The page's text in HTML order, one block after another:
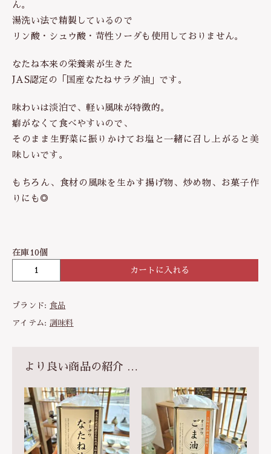
ん。
湯洗い法で精製しているので
リン酸・シュウ酸・苛性ソーダも使用しておりません。
なたね本来の栄養素が生きた
JAS認定の「国産なたねサラダ油」です。
味わいは淡泊で、軽い風味が特徴的。
癖がなくて食べやすいので、
そのまま生野菜に振りかけてお塩と一緒に召し上がると美
味しいです。
もちろん、食材の風味を生かす揚げ物、炒め物、お菓子作
りにも◎
在庫10個
海
産
な
カートに入れる
ブランド: 食品
アイテム: 調味料
より良い商品の紹介 …